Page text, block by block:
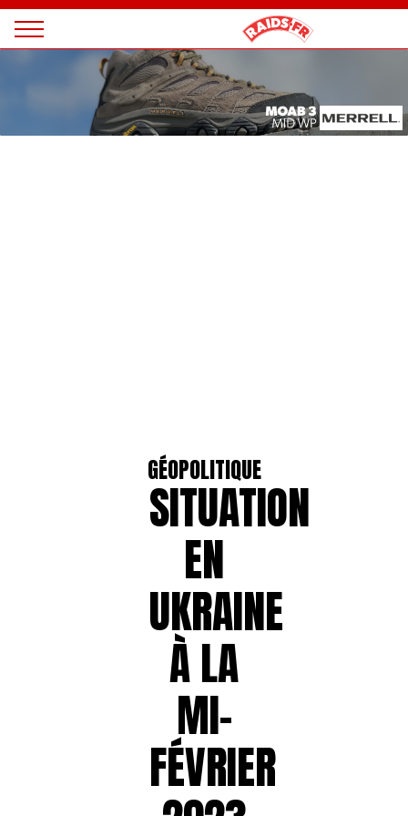
Magazine
GÉOPOLITIQUE
SITUATION
EN
UKRAINE
À LA
MI-
FÉVRIER
Panneau de gestion des cookies